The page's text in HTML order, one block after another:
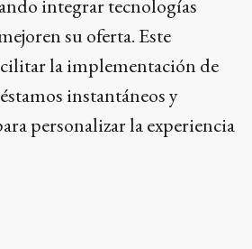
integrar tecnologías
su oferta. Este
la implementación de
instantáneos y
personalizar la experiencia